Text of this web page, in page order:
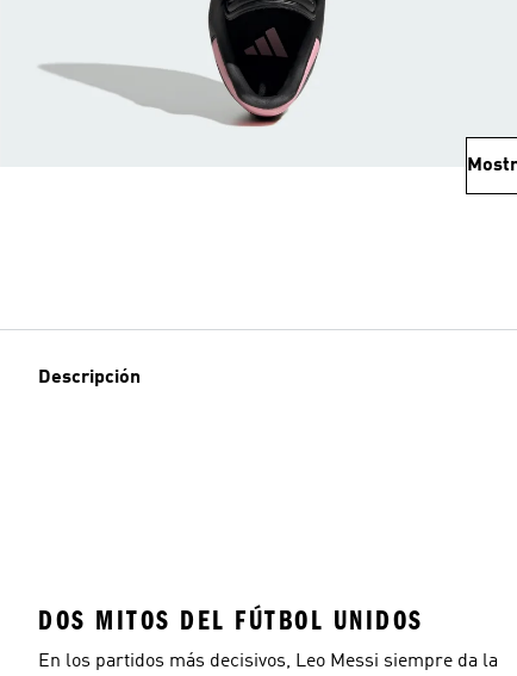
Descripción
DOS MITOS DEL FÚTBOL UNIDOS
En los partidos más decisivos, Leo Messi siempre da la